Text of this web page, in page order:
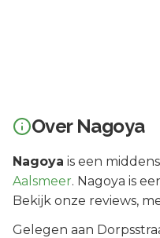
Over Nagoya
Nagoya is een
Aalsmeer. Nagoya is
Bekijk onze reviews,
Gelegen aan